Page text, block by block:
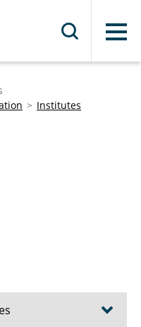
Menu
Institutes